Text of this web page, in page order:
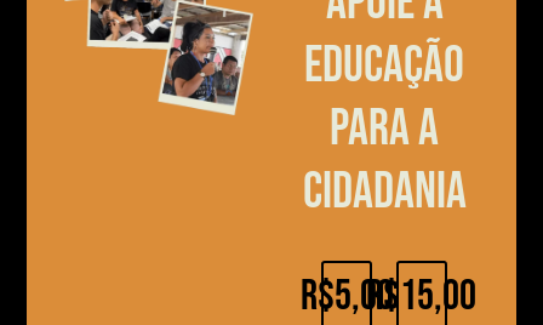
educação
para a
cidadania
R$5,00R$15,00